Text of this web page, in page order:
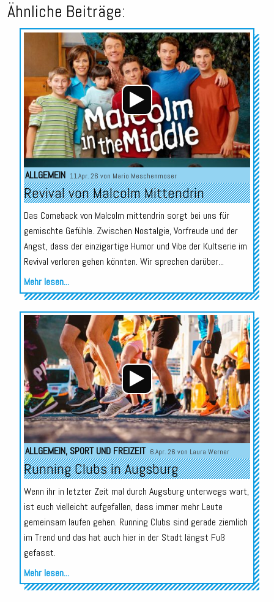
Ähnliche Beiträge:
Audio-
Player
ALLGEMEIN 11.Apr. 26 von Mario Meschenmoser
Revival von Malcolm Mittendrin
Das Comeback von Malcolm mittendrin sorgt bei uns für
gemischte Gefühle. Zwischen Nostalgie, Vorfreude und der
Angst, dass der einzigartige Humor und Vibe der Kultserie im
Revival verloren gehen könnten. Wir sprechen darüber...
Mehr lesen...
Audio-
Player
ALLGEMEIN, SPORT UND FREIZEIT 6.Apr. 26 von Laura Werner
Running Clubs in Augsburg
Wenn ihr in letzter Zeit mal durch Augsburg unterwegs wart,
ist euch vielleicht aufgefallen, dass immer mehr Leute
gemeinsam laufen gehen. Running Clubs sind gerade ziemlich
im Trend und das hat auch hier in der Stadt längst Fuß
gefasst.
Mehr lesen...